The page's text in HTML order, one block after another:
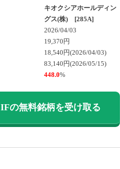
キオクシアホールディン
グス(株) [285A]
2026/04/03
19,370円
18,540円(2026/04/03)
83,140円(2026/05/15)
448.0%
IFの無料銘柄を受け取る